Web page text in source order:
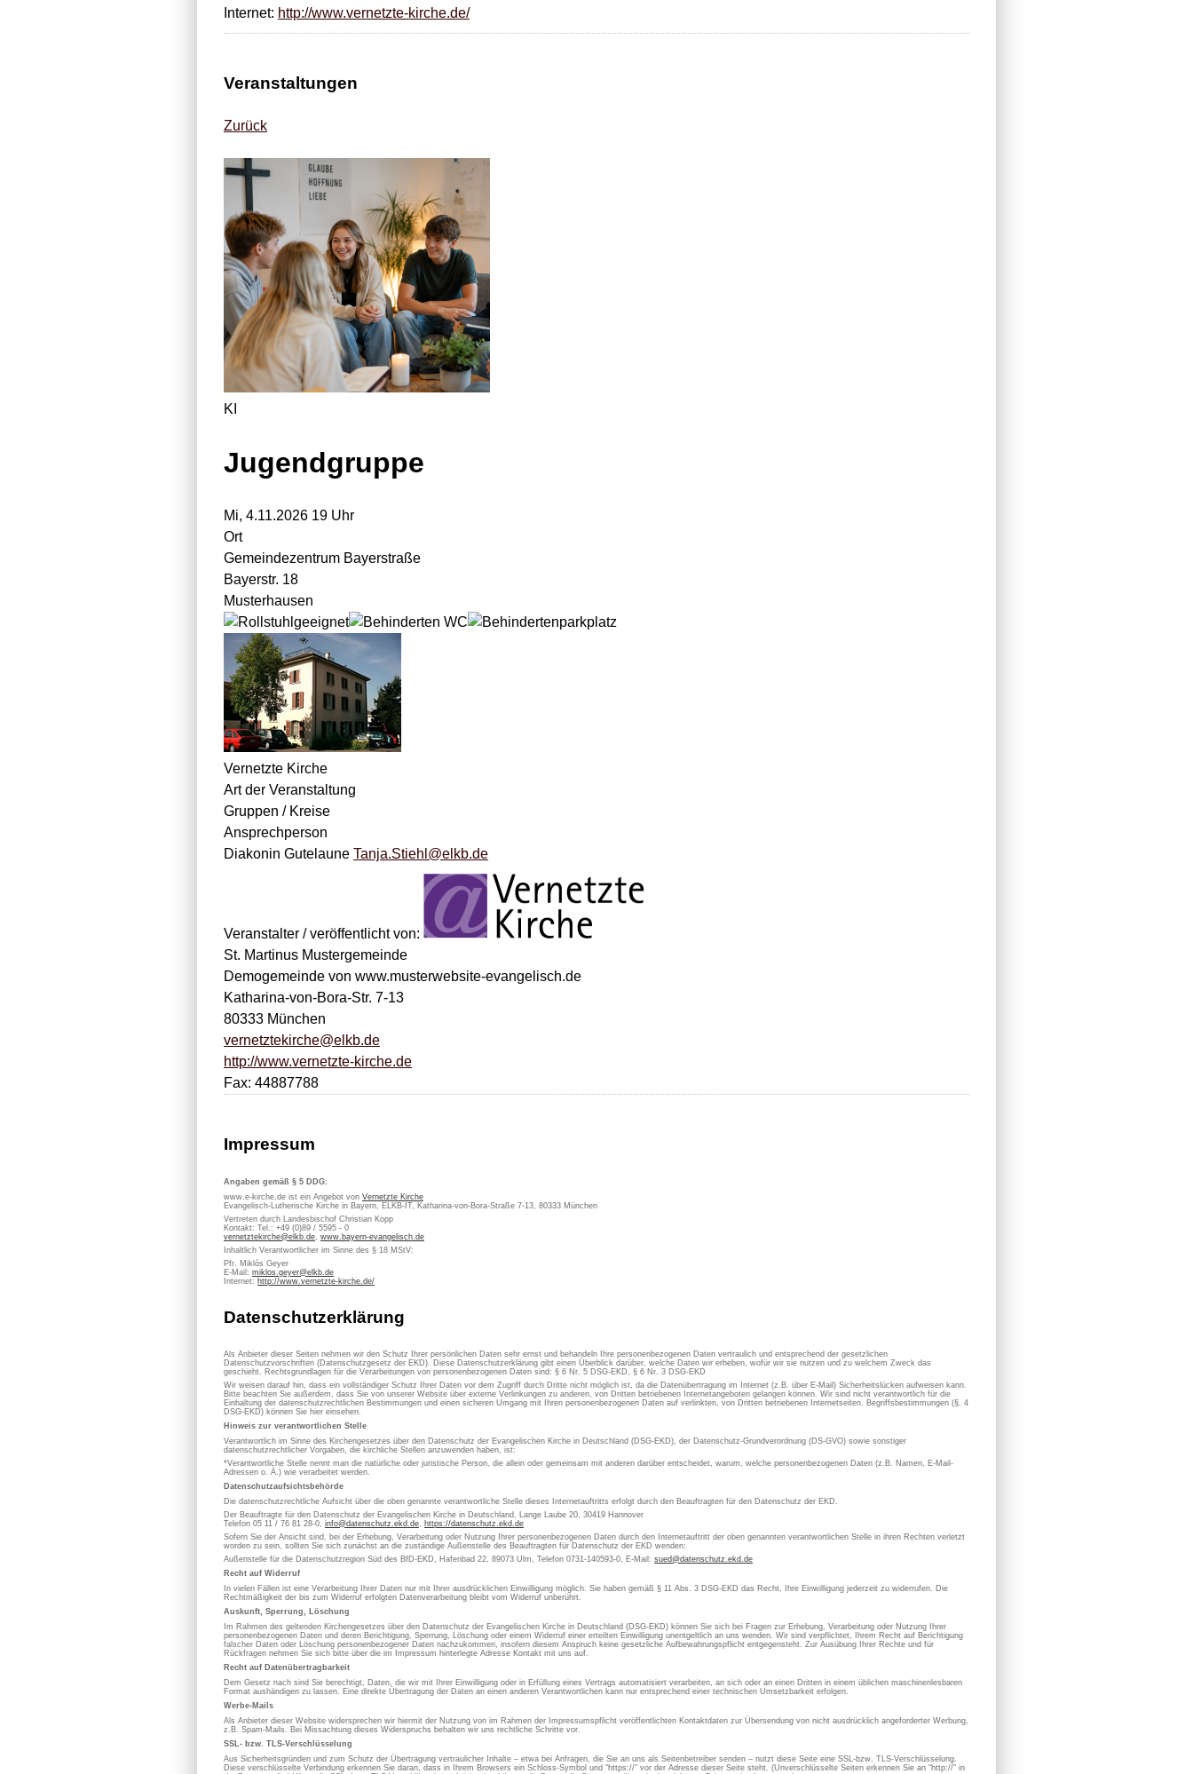
Internet: http://www.vernetzte-kirche.de/
Veranstaltungen
Zurück
KI
Jugendgruppe
Mi, 4.11.2026 19 Uhr
Ort
Gemeindezentrum Bayerstraße
Bayerstr. 18
Musterhausen
Vernetzte Kirche
Art der Veranstaltung
Gruppen / Kreise
Ansprechperson
Diakonin Gutelaune Tanja.Stiehl@elkb.de
Veranstalter / veröffentlicht von:
St. Martinus Mustergemeinde
Demogemeinde von www.musterwebsite-evangelisch.de
Katharina-von-Bora-Str. 7-13
80333 München
vernetztekirche@elkb.de
http://www.vernetzte-kirche.de
Fax: 44887788
Impressum
Angaben gemäß § 5 DDG:
www.e-kirche.de ist ein Angebot von Vernetzte Kirche
Evangelisch-Lutherische Kirche in Bayern, ELKB-IT, Katharina-von-Bora-Straße 7-13, 80333 München
Vertreten durch Landesbischof Christian Kopp
Kontakt: Tel.: +49 (0)89 / 5595 - 0
vernetztekirche@elkb.de, www.bayern-evangelisch.de
Inhaltlich Verantwortlicher im Sinne des § 18 MStV:
Pfr. Miklós Geyer
E-Mail: miklos.geyer@elkb.de
Internet: http://www.vernetzte-kirche.de/
Datenschutzerklärung
Als Anbieter dieser Seiten nehmen wir den Schutz Ihrer persönlichen Daten sehr ernst und behandeln Ihre personenbezogenen Daten vertraulich und entsprechend der gesetzlichen
Datenschutzvorschriften (Datenschutzgesetz der EKD). Diese Datenschutzerklärung gibt einen Überblick darüber, welche Daten wir erheben, wofür wir sie nutzen und zu welchem Zweck das
geschieht. Rechtsgrundlagen für die Verarbeitungen von personenbezogenen Daten sind: § 6 Nr. 5 DSG-EKD, § 6 Nr. 3 DSG-EKD
Wir weisen darauf hin, dass ein vollständiger Schutz Ihrer Daten vor dem Zugriff durch Dritte nicht möglich ist, da die Datenübertragung im Internet (z.B. über E-Mail) Sicherheitslücken aufweisen kann.
Bitte beachten Sie außerdem, dass Sie von unserer Website über externe Verlinkungen zu anderen, von Dritten betriebenen Internetangeboten gelangen können. Wir sind nicht verantwortlich für die
Einhaltung der datenschutzrechtlichen Bestimmungen und einen sicheren Umgang mit Ihren personenbezogenen Daten auf verlinkten, von Dritten betriebenen Internetseiten. Begriffsbestimmungen (§. 4
DSG-EKD) können Sie hier einsehen.
Hinweis zur verantwortlichen Stelle
Verantwortlich im Sinne des Kirchengesetzes über den Datenschutz der Evangelischen Kirche in Deutschland (DSG-EKD), der Datenschutz-Grundverordnung (DS-GVO) sowie sonstiger
datenschutzrechtlicher Vorgaben, die kirchliche Stellen anzuwenden haben, ist:
*Verantwortliche Stelle nennt man die natürliche oder juristische Person, die allein oder gemeinsam mit anderen darüber entscheidet, warum, welche personenbezogenen Daten (z.B. Namen, E-Mail-
Adressen o. Ä.) wie verarbeitet werden.
Datenschutzaufsichtsbehörde
Die datenschutzrechtliche Aufsicht über die oben genannte verantwortliche Stelle dieses Internetauftritts erfolgt durch den Beauftragten für den Datenschutz der EKD.
Der Beauftragte für den Datenschutz der Evangelischen Kirche in Deutschland, Lange Laube 20, 30419 Hannover
Telefon 05 11 / 76 81 28-0, info@datenschutz.ekd.de, https://datenschutz.ekd.de
Sofern Sie der Ansicht sind, bei der Erhebung, Verarbeitung oder Nutzung Ihrer personenbezogenen Daten durch den Internetauftritt der oben genannten verantwortlichen Stelle in ihren Rechten verletzt
worden zu sein, sollten Sie sich zunächst an die zuständige Außenstelle des Beauftragten für Datenschutz der EKD wenden:
Außenstelle für die Datenschutzregion Süd des BfD-EKD, Hafenbad 22, 89073 Ulm, Telefon 0731-140593-0, E-Mail: sued@datenschutz.ekd.de
Recht auf Widerruf
In vielen Fällen ist eine Verarbeitung Ihrer Daten nur mit Ihrer ausdrücklichen Einwilligung möglich. Sie haben gemäß § 11 Abs. 3 DSG-EKD das Recht, Ihre Einwilligung jederzeit zu widerrufen. Die
Rechtmäßigkeit der bis zum Widerruf erfolgten Datenverarbeitung bleibt vom Widerruf unberührt.
Auskunft, Sperrung, Löschung
Im Rahmen des geltenden Kirchengesetzes über den Datenschutz der Evangelischen Kirche in Deutschland (DSG-EKD) können Sie sich bei Fragen zur Erhebung, Verarbeitung oder Nutzung Ihrer
personenbezogenen Daten und deren Berichtigung, Sperrung, Löschung oder einem Widerruf einer erteilten Einwilligung unentgeltlich an uns wenden. Wir sind verpflichtet, Ihrem Recht auf Berichtigung
falscher Daten oder Löschung personenbezogener Daten nachzukommen, insofern diesem Anspruch keine gesetzliche Aufbewahrungspflicht entgegensteht. Zur Ausübung Ihrer Rechte und für
Rückfragen nehmen Sie sich bitte über die im Impressum hinterlegte Adresse Kontakt mit uns auf.
Recht auf Datenübertragbarkeit
Dem Gesetz nach sind Sie berechtigt, Daten, die wir mit Ihrer Einwilligung oder in Erfüllung eines Vertrags automatisiert verarbeiten, an sich oder an einen Dritten in einem üblichen maschinenlesbaren
Format aushändigen zu lassen. Eine direkte Übertragung der Daten an einen anderen Verantwortlichen kann nur entsprechend einer technischen Umsetzbarkeit erfolgen.
Werbe-Mails
Als Anbieter dieser Website widersprechen wir hiermit der Nutzung von im Rahmen der Impressumspflicht veröffentlichten Kontaktdaten zur Übersendung von nicht ausdrücklich angeforderter Werbung,
z.B. Spam-Mails. Bei Missachtung dieses Widerspruchs behalten wir uns rechtliche Schritte vor.
SSL- bzw. TLS-Verschlüsselung
Aus Sicherheitsgründen und zum Schutz der Übertragung vertraulicher Inhalte – etwa bei Anfragen, die Sie an uns als Seitenbetreiber senden – nutzt diese Seite eine SSL-bzw. TLS-Verschlüsselung.
Diese verschlüsselte Verbindung erkennen Sie daran, dass in Ihrem Browsers ein Schloss-Symbol und “https://” vor der Adresse dieser Seite steht. (Unverschlüsselte Seiten erkennen Sie an “http://” in